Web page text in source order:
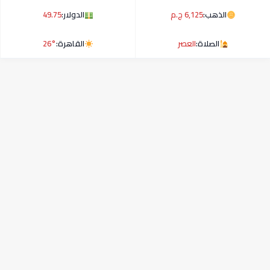
الذهب:6,125 ج.م الدولار:49.75
الصلاة:العصر القاهرة:26°